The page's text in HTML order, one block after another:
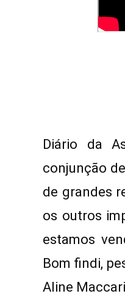
Diário da
conjunção
de grandes
os outros
estamos
Bom findi,
Aline